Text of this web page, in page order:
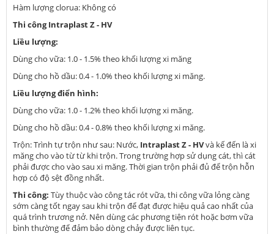
Hàm lượng clorua: Không có
Thi công Intraplast Z - HV
Liều lượng:
Dùng cho vữa: 1.0 - 1.5% theo khối lượng xi măng
Dùng cho hồ dầu: 0.4 - 1.0% theo khối lượng xi măng.
Liều lượng điển hình:
Dùng cho vữa: 1.0 - 1.2% theo khối lượng xi măng.
Dùng cho hồ dầu: 0.4 - 0.8% theo khối lượng xi măng.
Trộn: Trình tự trộn như sau: Nước, Intraplast Z - HVvà kế đến là xi
măng cho vào từ từ khi trộn. Trong trường hợp sử dụng cát, thì cát
phải được cho vào sau xi măng. Thời gian trộn phải đủ để trộn hỗn
hợp có độ sệt đồng nhất.
Thi công: Tùy thuộc vào công tác rót vữa, thi công vữa lỏng càng
sớm càng tốt ngay sau khi trộn để đạt được hiệu quả cao nhất của
quá trình trương nở. Nên dùng các phương tiện rót hoặc bơm vữa
bình thường để đảm bảo dòng chảy được liên tục.